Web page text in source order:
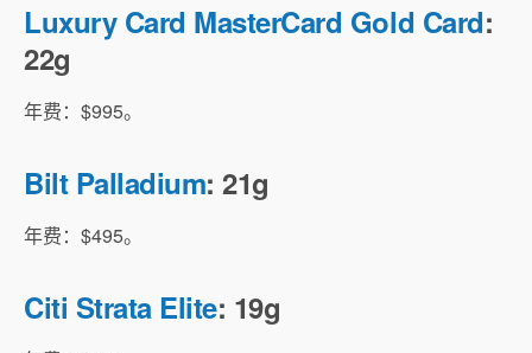
Luxury Card MasterCard Gold Card:
22g
年费：$995。
Bilt Palladium: 21g
年费：$495。
Citi Strata Elite: 19g